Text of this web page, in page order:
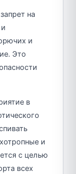
на
и
Это
в
и
с целью
всех